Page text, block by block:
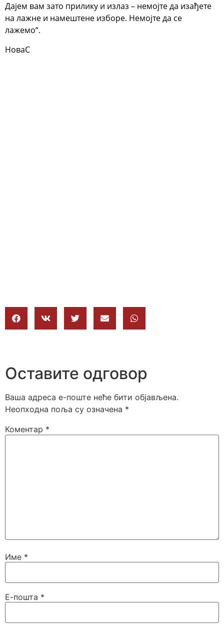
Дајем вам зато прилику и излаз – немојте да изађете
на лажне и намештене изборе. Немојте да се
лажемо“.
НоваС
Оставите одговор
Ваша адреса е-поште неће бити објављена.
Неопходна поља су означена *
Коментар *
Име *
Е-пошта *